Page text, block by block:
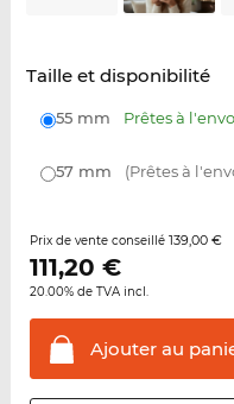
Taille et disponibilité
55 mm Prêtes à
57 mm (Prêtes à
Prix de vente conseillé 139,00 €
111,20 €
20.00% de TVA incl.
Ajouter au